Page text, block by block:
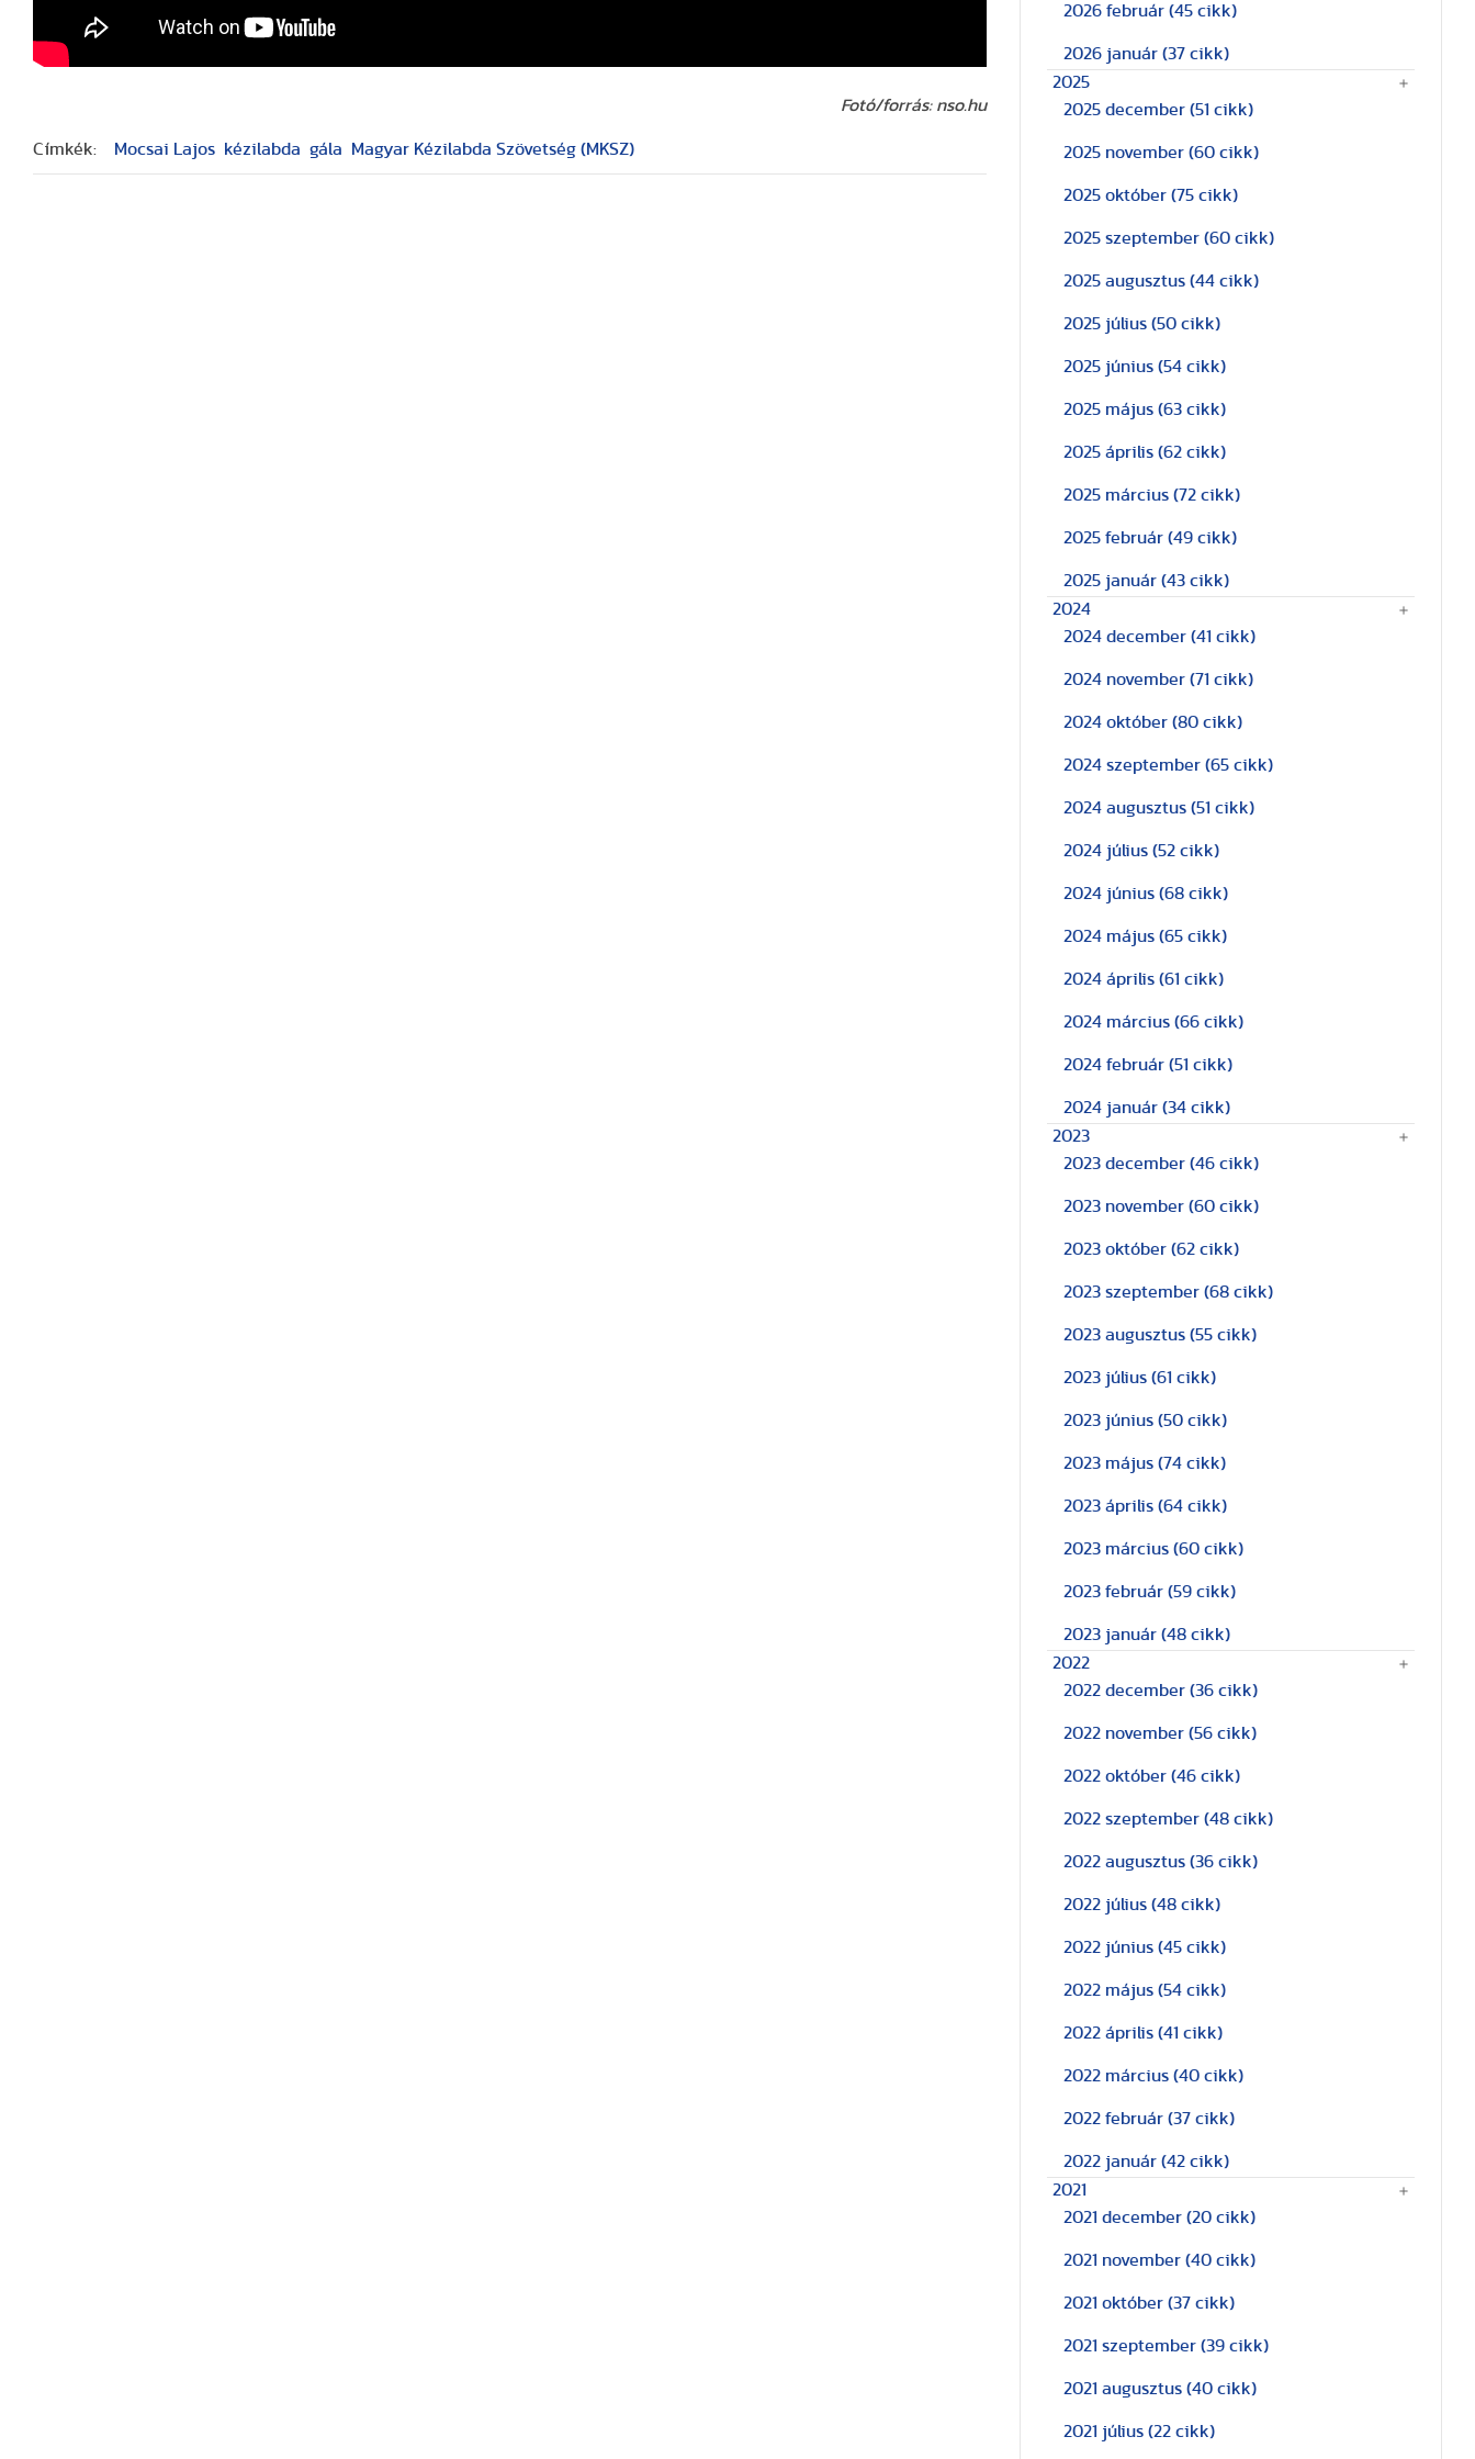
Fotó/forrás: nso.hu
Címkék: Mocsai Lajos kézilabda gála Magyar Kézilabda Szövetség (MKSZ)
2026 február (45 cikk)
2026 január (37 cikk)
2025
2025 december (51 cikk)
2025 november (60 cikk)
2025 október (75 cikk)
2025 szeptember (60 cikk)
2025 augusztus (44 cikk)
2025 július (50 cikk)
2025 június (54 cikk)
2025 május (63 cikk)
2025 április (62 cikk)
2025 március (72 cikk)
2025 február (49 cikk)
2025 január (43 cikk)
2024
2024 december (41 cikk)
2024 november (71 cikk)
2024 október (80 cikk)
2024 szeptember (65 cikk)
2024 augusztus (51 cikk)
2024 július (52 cikk)
2024 június (68 cikk)
2024 május (65 cikk)
2024 április (61 cikk)
2024 március (66 cikk)
2024 február (51 cikk)
2024 január (34 cikk)
2023
2023 december (46 cikk)
2023 november (60 cikk)
2023 október (62 cikk)
2023 szeptember (68 cikk)
2023 augusztus (55 cikk)
2023 július (61 cikk)
2023 június (50 cikk)
2023 május (74 cikk)
2023 április (64 cikk)
2023 március (60 cikk)
2023 február (59 cikk)
2023 január (48 cikk)
2022
2022 december (36 cikk)
2022 november (56 cikk)
2022 október (46 cikk)
2022 szeptember (48 cikk)
2022 augusztus (36 cikk)
2022 július (48 cikk)
2022 június (45 cikk)
2022 május (54 cikk)
2022 április (41 cikk)
2022 március (40 cikk)
2022 február (37 cikk)
2022 január (42 cikk)
2021
2021 december (20 cikk)
2021 november (40 cikk)
2021 október (37 cikk)
2021 szeptember (39 cikk)
2021 augusztus (40 cikk)
2021 július (22 cikk)